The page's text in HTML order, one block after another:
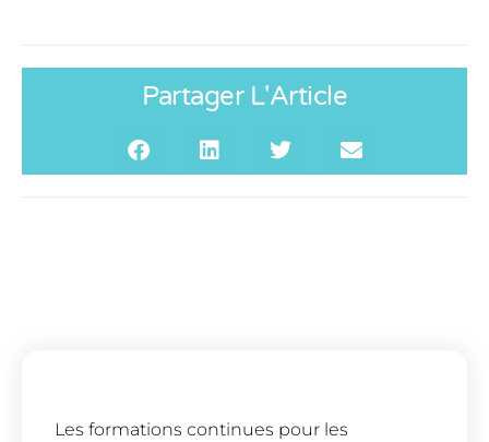
Partager L'Article
Les formations continues pour les